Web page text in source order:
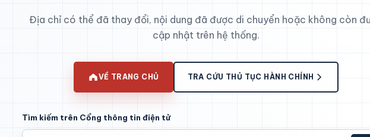
Địa chỉ có thể đã thay đổi, nội dung đã được di chuyển hoặc không còn
cập nhật trên hệ thống.
VỀ TRANG CHỦ TRA CỨU THỦ TỤC HÀNH CHÍNH
Tìm kiếm trên Cổng thông tin điện tử